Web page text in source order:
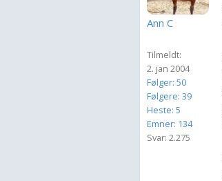
Ann C
Tilmeldt:
2. jan 2004
Følger: 50
Følgere: 39
Heste: 5
Emner: 134
Svar: 2.275